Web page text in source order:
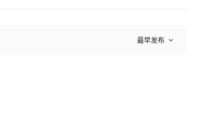
最早发布